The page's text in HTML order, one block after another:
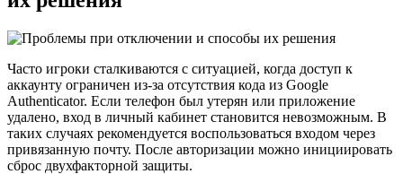
Часто игроки сталкиваются с ситуацией, когда доступ к
аккаунту ограничен из-за отсутствия кода из Google
Authenticator. Если телефон был утерян или приложение
удалено, вход в личный кабинет становится невозможным. В
таких случаях рекомендуется воспользоваться входом через
привязанную почту. После авторизации можно инициировать
сброс двухфакторной защиты.